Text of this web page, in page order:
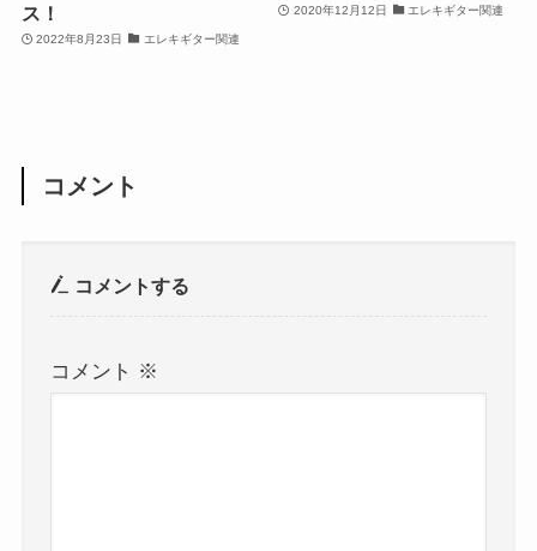
ス！
2022年8月23日 エレキギター関連
2020年12月12日 エレキギター関連
コメント
コメントする
コメント ※